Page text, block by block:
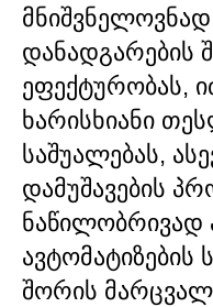
დანადგარების
ეფექტურობას,
ხარისხიანი
საშუალებას,
დამუშავების
ავტომატიზების
შორის